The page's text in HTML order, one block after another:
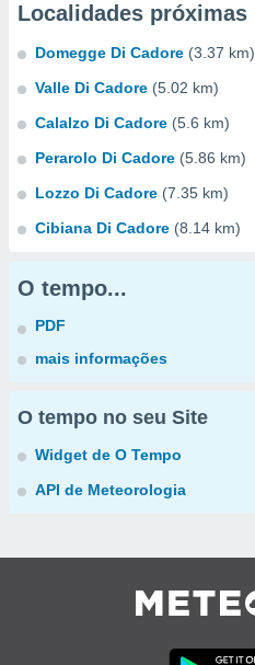
Localidades próximas
Domegge Di Cadore (3.37 km)
Valle Di Cadore (5.02 km)
Calalzo Di Cadore (5.6 km)
Perarolo Di Cadore (5.86 km)
Lozzo Di Cadore (7.35 km)
Cibiana Di Cadore (8.14 km)
O tempo...
PDF
mais informações
O tempo no seu Site
Widget de O Tempo
API de Meteorologia